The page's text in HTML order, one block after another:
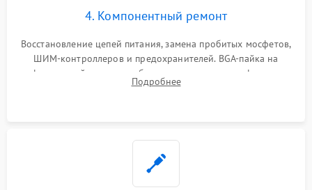
4. Компонентный ремонт
Восстановление цепей питания, замена пробитых мосфетов,
ШИМ-контроллеров и предохранителей. BGA-пайка на
инфракрасной станции реболлинг или замена графического
чипа и дефектной памяти GDDR. Прошивка BIOS
Подробнее